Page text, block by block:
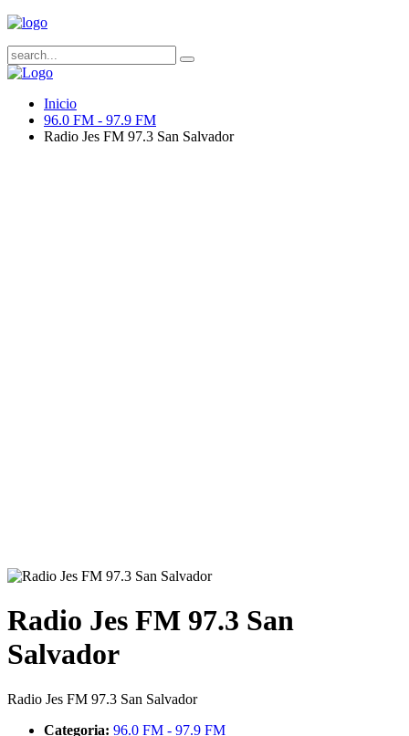
Inicio
96.0 FM - 97.9 FM
Radio Jes FM 97.3 San Salvador
Radio Jes FM 97.3 San
Salvador
Radio Jes FM 97.3 San Salvador
Categoria: 96.0 FM - 97.9 FM